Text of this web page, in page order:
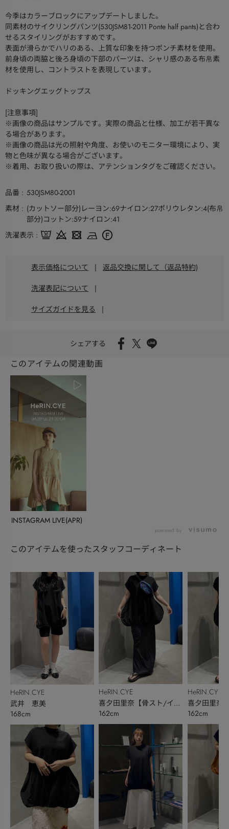
今季はカラーブロックにアップデートしました。
同素材のサイクリングパンツ(530JSM81-2011 Ponte half pants)と合わ
せるスタイリングがおすすめです。
表面が滑らかでハリのある、上質な印象を持つポンチ素材を使用。
前身頃の両脇と後ろ身頃の下部のパーツは、シャリ感のある布帛素
材を使用し、コントラストを表現しています。
ドッキングエッグトップス
[注意事項]
※画像の商品はサンプルです。実際の商品と仕様、加工が若干異な
る場合があります。
※画像の商品は光の照射や角度、お使いのモニター環境により、実
物と色味が異なる場合がございます。
※着用、お取り扱いの際は、アテンションタグをご確認ください。
品番
530JSM80-2001
素材
(カットソー部分)レーヨン:69ナイロン:27ポリウレタン:4(布帛
部分)コットン:59ナイロン:41
洗濯表示
表示価格について | 返品交換に関して（返品特約)
洗濯表記について |
サイズガイドを見る |
シェアする
このアイテムの関連動画
INSTAGRAM LIVE(APR)
powered by
このアイテムを使ったスタッフコーディネート
HeRIN.CYE
武井 恵美
168cm
HeRIN.CYE
喜夕田里奈【骨スト/イエ
ベ秋】
162cm
HeRIN.CYE
喜夕田里奈
ベ秋】
162cm